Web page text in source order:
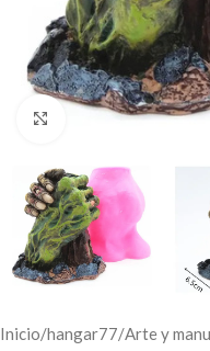
Click to enlarge
Inicio/hangar77/Arte y